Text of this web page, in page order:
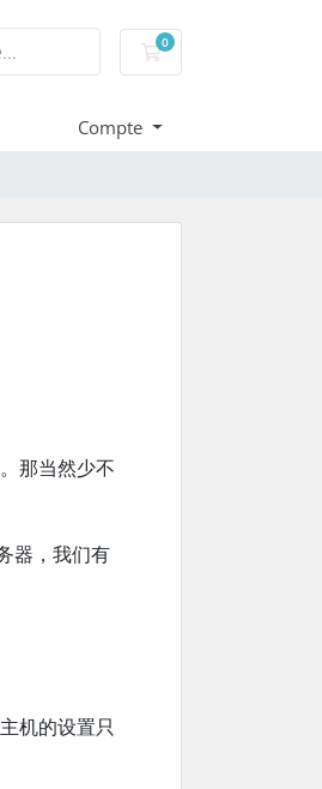
0
Carro de Comandes
Compte
那当然少不
器，我们有
机的设置只